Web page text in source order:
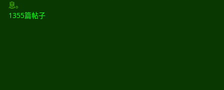
息。
1355篇帖子